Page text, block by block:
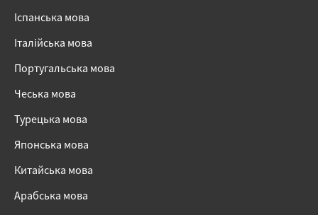
Іспанська мова
Італійська мова
Португальська мова
Чеська мова
Турецька мова
Японська мова
Китайська мова
Арабська мова